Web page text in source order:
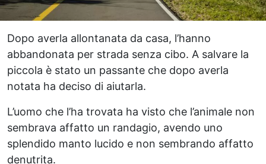
Dopo averla allontanata da casa, l’hanno
abbandonata per strada senza cibo. A salvare la
piccola è stato un passante che dopo averla
notata ha deciso di aiutarla.
L’uomo che l’ha trovata ha visto che l’animale non
sembrava affatto un randagio, avendo uno
splendido manto lucido e non sembrando affatto
denutrita.